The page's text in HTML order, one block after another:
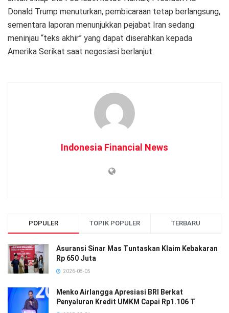
Donald Trump menuturkan, pembicaraan tetap berlangsung,
sementara laporan menunjukkan pejabat Iran sedang
meninjau “teks akhir” yang dapat diserahkan kepada
Amerika Serikat saat negosiasi berlanjut.
Indonesia Financial News
POPULER TOPIK POPULER TERBARU
Asuransi Sinar Mas Tuntaskan Klaim Kebakaran
Rp 650 Juta
2026-08-05
Menko Airlangga Apresiasi BRI Berkat
Penyaluran Kredit UMKM Capai Rp1.106 T